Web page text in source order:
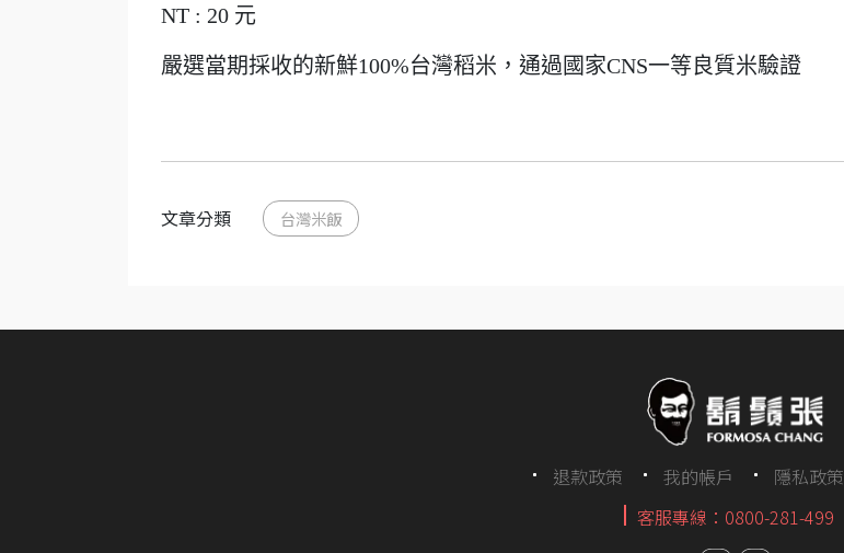
NT : 20 元
嚴選當期採收的新鮮100%台灣稻米，通過國家CNS一等良質米驗證
文章分類 台灣米飯
退款政策 我的帳戶 隱私政策
客服專線：0800-281-499